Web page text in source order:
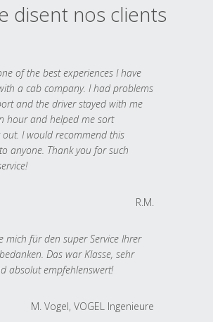
disent nos clients
of the best experiences I have
a cab company. I had problems
and the driver stayed with me
hour and helped me sort
out. I would recommend this
anyone. Thank you for such
R.M.
mich für den super Service Ihrer
Das war Klasse, sehr
absolut empfehlenswert!
M. Vogel, VOGEL Ingenieure